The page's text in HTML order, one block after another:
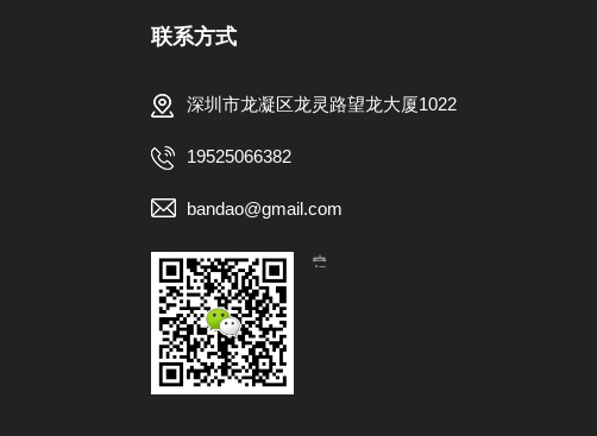
联系方式
深圳市龙凝区龙灵路望龙大厦1022
19525066382
bandao@gmail.com
【扫一扫，关注我们】